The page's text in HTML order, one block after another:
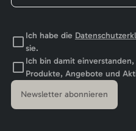
Ich habe die
sie.
Ich bin damit
Produkte, Angebote und
Newsletter abonnieren